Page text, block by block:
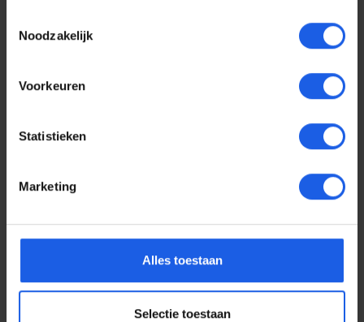
Noodzakelijk
Voorkeuren
Statistieken
Marketing
Alles toestaan
Selectie toestaan
Voor elke telefoon een
oortje